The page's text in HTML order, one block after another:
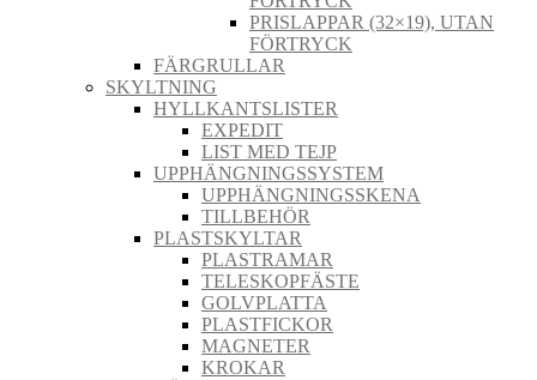
PRISLAPPAR (32×19), UTAN
FÖRTRYCK
FÄRGRULLAR
SKYLTNING
HYLLKANTSLISTER
EXPEDIT
LIST MED TEJP
UPPHÄNGNINGSSYSTEM
UPPHÄNGNINGSSKENA
TILLBEHÖR
PLASTSKYLTAR
PLASTRAMAR
TELESKOPFÄSTE
GOLVPLATTA
PLASTFICKOR
MAGNETER
KROKAR